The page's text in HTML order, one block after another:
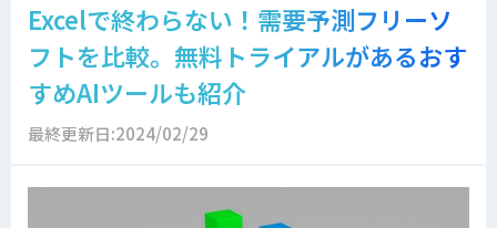
Excelで終わらない！需要予測フリーソ
フトを比較。無料トライアルがあるおす
すめAIツールも紹介
最終更新日:2024/02/29